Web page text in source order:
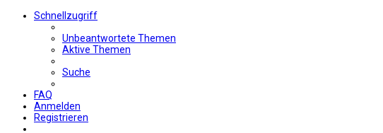
Schnellzugriff
Unbeantwortete Themen
Aktive Themen
Suche
FAQ
Anmelden
Registrieren